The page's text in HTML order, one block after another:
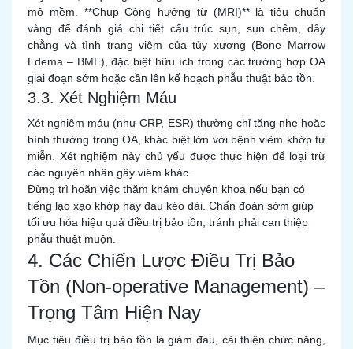
mô mềm. **Chụp Cộng hưởng từ (MRI)** là tiêu chuẩn
vàng để đánh giá chi tiết cấu trúc sụn, sụn chêm, dây
chằng và tình trạng viêm của tủy xương (Bone Marrow
Edema – BME), đặc biệt hữu ích trong các trường hợp OA
giai đoạn sớm hoặc cần lên kế hoạch phẫu thuật bảo tồn.
3.3. Xét Nghiệm Máu
Xét nghiệm máu (như CRP, ESR) thường chỉ tăng nhẹ hoặc
bình thường trong OA, khác biệt lớn với bệnh viêm khớp tự
miễn. Xét nghiệm này chủ yếu được thực hiện để loại trừ
các nguyên nhân gây viêm khác.
Đừng trì hoãn việc thăm khám chuyên khoa nếu bạn có
tiếng lạo xạo khớp hay đau kéo dài. Chẩn đoán sớm giúp
tối ưu hóa hiệu quả điều trị bảo tồn, tránh phải can thiệp
phẫu thuật muộn.
4. Các Chiến Lược Điều Trị Bảo
Tồn (Non-operative Management) –
Trọng Tâm Hiện Nay
Mục tiêu điều trị bảo tồn là giảm đau, cải thiện chức năng,